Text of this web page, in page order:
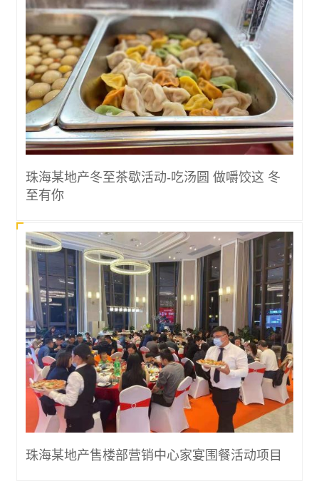
珠海某地产冬至茶歇活动-吃汤圆 做嚼饺这 冬
至有你
珠海某地产售楼部营销中心家宴围餐活动项目